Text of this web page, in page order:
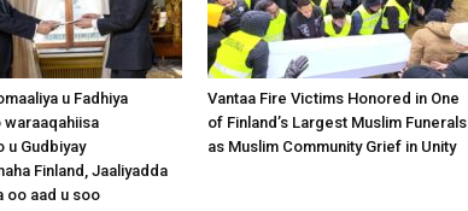
u Fadhiya
u Gudbiyay
Finland, Jaaliyadda
oo aad u soo
Vantaa Fire Victims Honored in One
of Finland’s Largest Muslim Funerals
as Muslim Community Grief in Unity